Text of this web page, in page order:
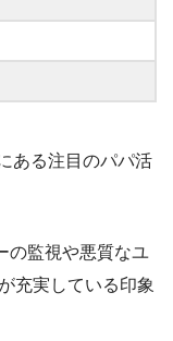
ある注目のパパ活
の監視や悪質なユ
充実している印象